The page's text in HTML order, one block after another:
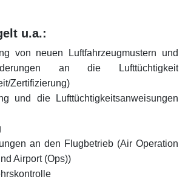
u.a.:
von neuen Luftfahrzeugmustern und
an die Lufttüchtigkeit
Zertifizierung)
und die Lufttüchtigkeitsanweisungen
an den Flugbetrieb (Air Operation
Airport (Ops))